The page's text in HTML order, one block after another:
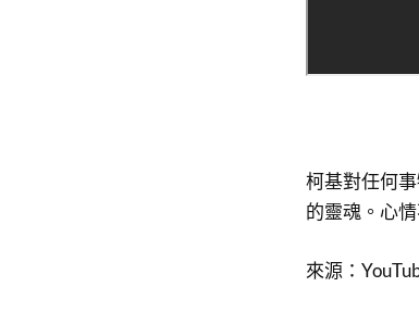
柯基對任何
的靈魂。心
來源：